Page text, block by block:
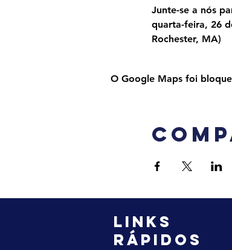
Junte-se a nós
quarta-feira, 26
Rochester, MA)
O Google Maps foi
LINKS
RÁPIDOS